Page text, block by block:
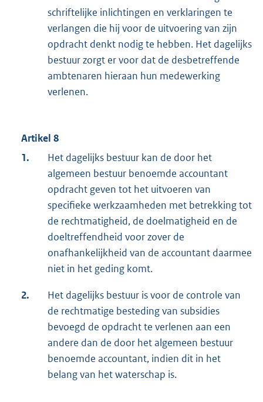
schriftelijke inlichtingen en verklaringen te
verlangen die hij voor de uitvoering van zijn
opdracht denkt nodig te hebben. Het dagelijks
bestuur zorgt er voor dat de desbetreffende
ambtenaren hieraan hun medewerking
verlenen.
Artikel 8
1.
Het dagelijks bestuur kan de door het
algemeen bestuur benoemde accountant
opdracht geven tot het uitvoeren van
specifieke werkzaamheden met betrekking tot
de rechtmatigheid, de doelmatigheid en de
doeltreffendheid voor zover de
onafhankelijkheid van de accountant daarmee
niet in het geding komt.
2.
Het dagelijks bestuur is voor de controle van
de rechtmatige besteding van subsidies
bevoegd de opdracht te verlenen aan een
andere dan de door het algemeen bestuur
benoemde accountant, indien dit in het
belang van het waterschap is.